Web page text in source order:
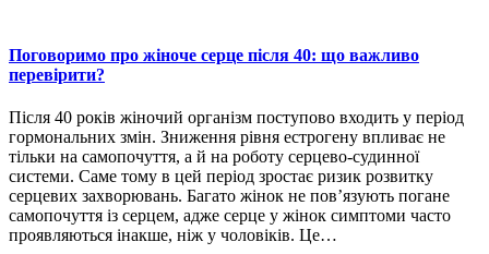
Поговоримо про жіноче серце після 40: що важливо
перевірити?
Після 40 років жіночий організм поступово входить у період
гормональних змін. Зниження рівня естрогену впливає не
тільки на самопочуття, а й на роботу серцево-судинної
системи. Саме тому в цей період зростає ризик розвитку
серцевих захворювань. Багато жінок не пов’язують погане
самопочуття із серцем, адже серце у жінок симптоми часто
проявляються інакше, ніж у чоловіків. Це…